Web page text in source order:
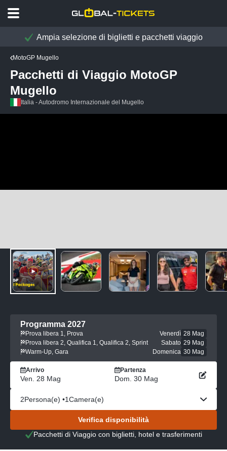
Ampia selezione di biglietti e pacchetti viaggio
MotoGP Mugello
Pacchetti di Viaggio MotoGP
Mugello
Italia - Autodromo Internazionale del Mugello
Programma 2027
Prova libera 1, Prova Venerdì 28 Mag
Prova libera 2, Qualifica 1, Qualifica 2, Sprint
Sabato 29 Mag
Warm-Up, Gara
Domenica 30 Mag
Arrivo
Ven. 28 Mag
Partenza
Dom. 30 Mag
2Persona(e) •1Camera(e)
Verifica disponibilità
Pacchetti di Viaggio con biglietti, hotel e trasferimenti